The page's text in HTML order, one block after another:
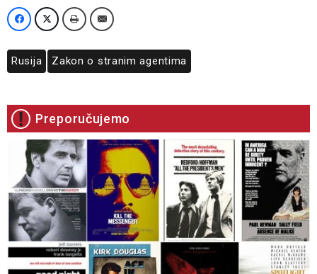
Rusija Zakon o stranim agentima
Preporučujemo